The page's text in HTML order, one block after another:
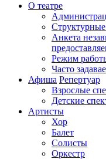
О театре
Анкета
Режим
Часто
Афиша Репертуар
Взрослые
Детские
Артисты
Хор
Балет
Солисты
Оркестр